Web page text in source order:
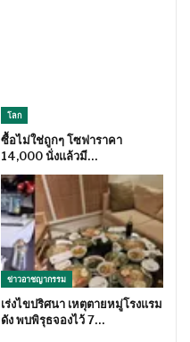
โลก
ซื้อไม่ใช่ถูกๆ โซฟาราคา
14,000 นั่งแล้วมี…
ข่าวอาชญากรรม
เร่งไขปริศนา เหตุตายหมู่โรงแรม
ดัง พบพิรุธจองไว้ 7…